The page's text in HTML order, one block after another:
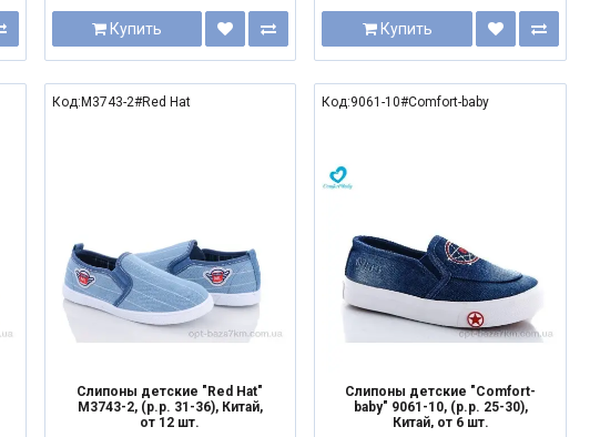
Купить Купить
Код:M3743-2#Red Hat
Слипоны детские "Red Hat"
M3743-2, (р.р. 31-36), Китай,
от 12 шт.
Код:9061-10#Comfort-baby
Слипоны детские "Comfort-
baby" 9061-10, (р.р. 25-30),
Китай, от 6 шт.